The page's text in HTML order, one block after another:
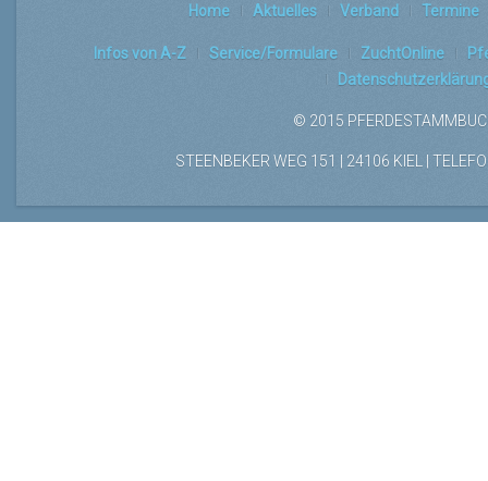
Home Aktuelles Verband Termine
Infos von A-Z Service/Formulare ZuchtOnline
© 2015
STEENBEKER WEG 151 | 24106 KIEL |